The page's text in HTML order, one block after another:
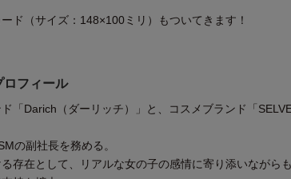
ド（サイズ：148×100ミリ）もついてきます！
ロフィール
「Darich（ダーリッチ）」と、コスメブランド「
の副社長を務める。
存在として、リアルな女の子の感情に寄り添いながら